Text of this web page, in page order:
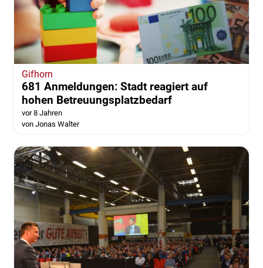
Gifhorn
681 Anmeldungen: Stadt reagiert auf
hohen Betreuungsplatzbedarf
vor 8 Jahren
von Jonas Walter